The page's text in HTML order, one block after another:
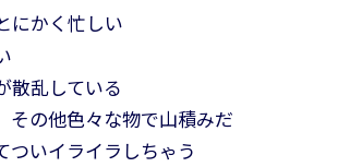
にかく忙しい
散乱している
その他色々な物で山積みだ
ついイライラしちゃう